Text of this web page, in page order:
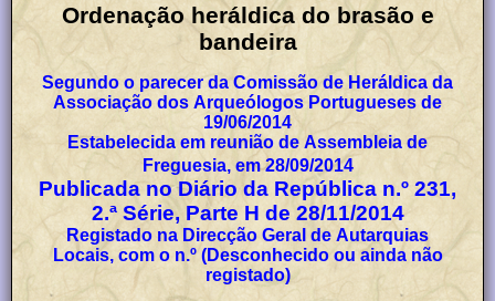
Ordenação heráldica do brasão e
bandeira
Segundo o parecer da Comissão de Heráldica da
Associação dos Arqueólogos Portugueses de
19/06/2014
Estabelecida em reunião de Assembleia de
Freguesia, em 28/09/2014
Publicada no Diário da República n.º 231,
2.ª Série, Parte H de 28/11/2014
Registado na Direcção Geral de Autarquias
Locais, com o n.º (Desconhecido ou ainda não
registado)